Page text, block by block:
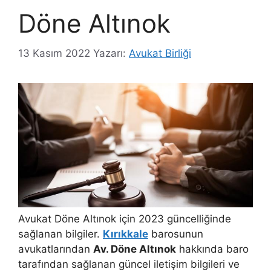
Döne Altınok
13 Kasım 2022 Yazarı: Avukat Birliği
Avukat Döne Altınok için 2023 güncelliğinde
sağlanan bilgiler. Kırıkkale barosunun
avukatlarından Av. Döne Altınok hakkında baro
tarafından sağlanan güncel iletişim bilgileri ve